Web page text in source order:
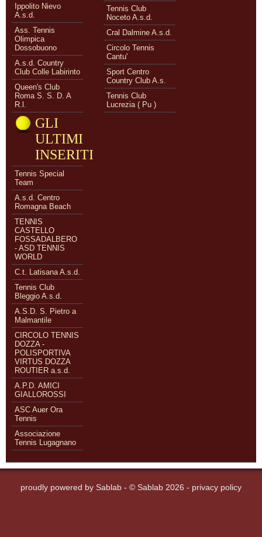
Ippolito Nievo
A.s.d.
Ass. Tennis
Olimpica
Dossobuono
A.s.d. Country
Club Colle Labirinto
Queen's Club
Roma S. S. D. A
R.l.
Tennis Club
Noceto A.s.d.
Cral Dalmine A.s.d.
Circolo Tennis
Cantu'
Sport Centro
Country Club A.s.
Tennis Club
Lucrezia ( Pu )
GLI
ULTIMI
INSERITI
Tennis Special
Team
A.s.d. Centro
Romagna Beach
TENNIS
CASTELLO
FOSSADALBERO
- ASD TENNIS
WORLD
C.t. Latisana A.s.d.
Tennis Club
Bleggio A.s.d.
A.S.D. S. Pietro a
Malmantile
CIRCOLO TENNIS
DOZZA -
POLISPORTIVA
VIRTUS DOZZA
ROUTIER a.s.d.
A.P.D. AMICI
GIALLOROSSI
ASC Auer Ora
Tennis
Associazione
Tennis Lugagnano
proudly powered by Sablab - © Sablab 2026 - privacy policy